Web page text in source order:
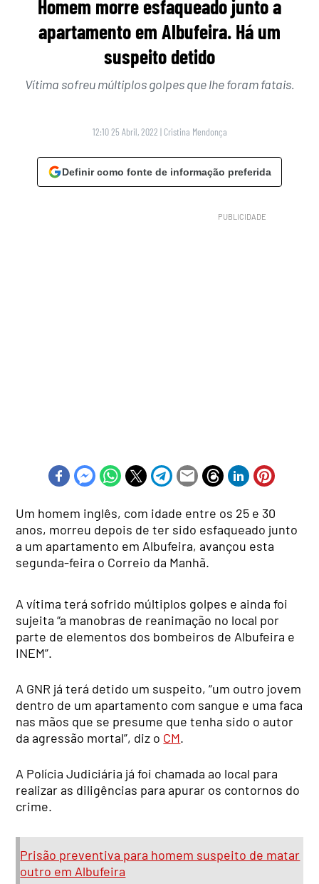
Homem morre esfaqueado junto a
apartamento em Albufeira. Há um
suspeito detido
Vítima sofreu múltiplos golpes que lhe foram fatais.
12:10 25 Abril, 2022 | Cristina Mendonça
Definir como fonte de informação preferida
Um homem inglês, com idade entre os 25 e 30
anos, morreu depois de ter sido esfaqueado junto
a um apartamento em Albufeira, avançou esta
segunda-feira o Correio da Manhã.
A vítima terá sofrido múltiplos golpes e ainda foi
sujeita “a manobras de reanimação no local por
parte de elementos dos bombeiros de Albufeira e
INEM”.
A GNR já terá detido um suspeito, “um outro jovem
dentro de um apartamento com sangue e uma faca
nas mãos que se presume que tenha sido o autor
da agressão mortal”, diz o CM.
A Polícia Judiciária já foi chamada ao local para
realizar as diligências para apurar os contornos do
crime.
Prisão preventiva para homem suspeito de matar
outro em Albufeira